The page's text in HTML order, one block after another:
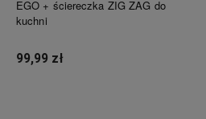
jedzenie w garnkach, czy resztki na blatach. Wysoka
mnie super oferta, obok której nie mogłam przejść
EGO + ściereczka ZIG ZAG do
kuchni
99,99 zł